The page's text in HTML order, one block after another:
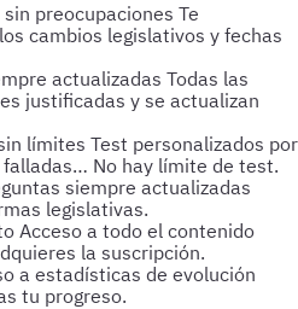
preocupaciones Te
cambios legislativos y fechas
actualizadas Todas las
justificadas y se actualizan
límites Test personalizados por
No hay límite de test.
siempre actualizadas
legislativas.
Acceso a todo el contenido
la suscripción.
a estadísticas de evolución
tu progreso.